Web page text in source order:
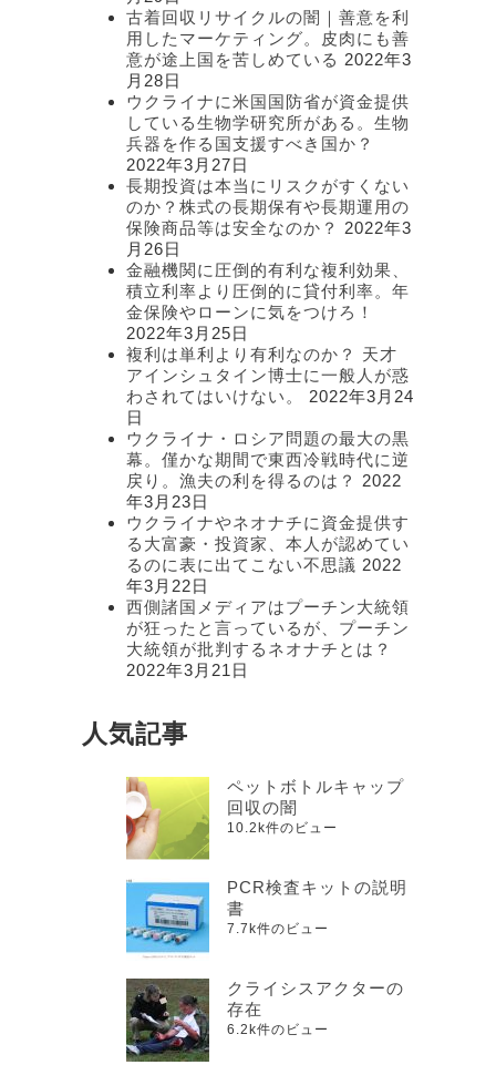
古着回収リサイクルの闇｜善意を利
用したマーケティング。皮肉にも善
意が途上国を苦しめている 2022年3
月28日
ウクライナに米国国防省が資金提供
している生物学研究所がある。生物
兵器を作る国支援すべき国か？
2022年3月27日
長期投資は本当にリスクがすくない
のか？株式の長期保有や長期運用の
保険商品等は安全なのか？
2022年3
月26日
金融機関に圧倒的有利な複利効果、
積立利率より圧倒的に貸付利率。年
金保険やローンに気をつけろ！
2022年3月25日
複利は単利より有利なのか？ 天才
アインシュタイン博士に一般人が惑
わされてはいけない。
2022年3月24
日
ウクライナ・ロシア問題の最大の黒
幕。僅かな期間で東西冷戦時代に逆
戻り。漁夫の利を得るのは？
2022
年3月23日
ウクライナやネオナチに資金提供す
る大富豪・投資家、本人が認めてい
るのに表に出てこない不思議 2022
年3月22日
西側諸国メディアはプーチン大統領
が狂ったと言っているが、プーチン
大統領が批判するネオナチとは？
2022年3月21日
人気記事
ペットボトルキャップ
回収の闇
10.2k件のビュー
PCR検査キットの説明
書
7.7k件のビュー
クライシスアクターの
存在
6.2k件のビュー